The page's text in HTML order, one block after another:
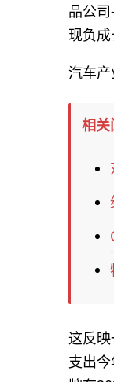
品公
现负成
汽车
相关
这反
支出